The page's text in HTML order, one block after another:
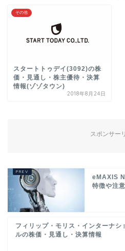
その他
スタートトゥデイ(3092)の株
価・見通し・株主優待・決算
情報(ゾゾタウン)
2018年8月24日
スポンサー
eMAXIS
特徴や注意
フィリップ・モリス・インターナシ
ルの株価・見通し・決算情報